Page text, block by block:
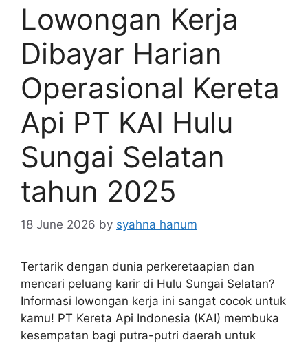
Lowongan Kerja
Dibayar Harian
Operasional Kereta
Api PT KAI Hulu
Sungai Selatan
tahun 2025
18 June 2026 by syahna hanum
Tertarik dengan dunia perkeretaapian dan
mencari peluang karir di Hulu Sungai Selatan?
Informasi lowongan kerja ini sangat cocok untuk
kamu! PT Kereta Api Indonesia (KAI) membuka
kesempatan bagi putra-putri daerah untuk